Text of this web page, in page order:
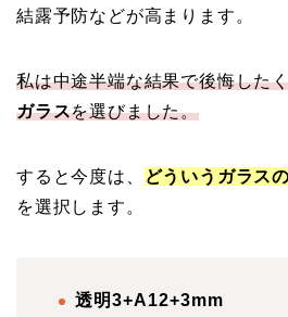
結露予防などが高まります。
私は中途半端な結果で後悔した
ガラスを選びました。
すると今度は、
どういうガラス
を選択します。
透明3+A12+3mm